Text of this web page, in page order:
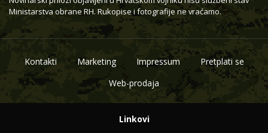
Ministarstva obrane RH. Rukopise i fotografije ne vraćamo.
Kontakti Marketing Impressum
Pretplati se
Web-prodaja
Linkovi